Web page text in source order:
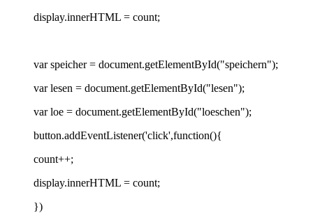
display.innerHTML = count;
var speicher = document.getElementById("speichern");
var lesen = document.getElementById("lesen");
var loe = document.getElementById("loeschen");
button.addEventListener('click',function(){
count++;
display.innerHTML = count;
})